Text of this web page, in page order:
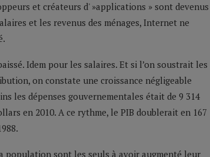
et créateurs d' »applications » sont devenus
et les revenus des ménages, Internet ne
Idem pour les salaires. Et si l’on soustrait les
on constate une croissance négligeable
les dépenses gouvernementales était de 9 314
en 2010. A ce rythme, le PIB doublerait en 167
population sont les seuls à avoir augmenté leur